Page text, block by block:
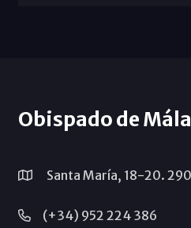
Obispado de
Santa María, 18-20.
(+34) 952 224 386